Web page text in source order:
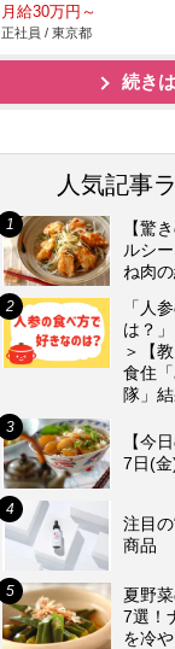
月給30万円～
正社員 / 東京都
続き
人気記事
【驚
ルシ
ね肉
「人
は？
＞【
食住
隊」
【今
7日(金
注目
商品
夏野
7選！
を冷